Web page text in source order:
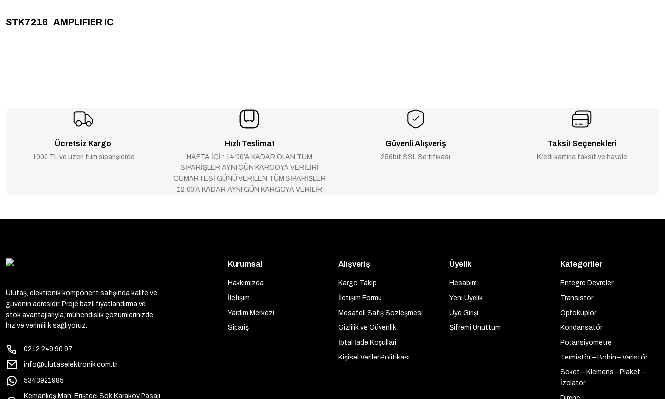
STK7216 AMPLIFIER IC
Ücretsiz Kargo
1000 TL ve üzeri tüm siparişlerde
Hızlı Teslimat
HAFTA İÇİ : 14:00’A KADAR OLAN TÜM
SİPARİŞLER AYNI GÜN KARGOYA VERİLİRİ
CUMARTESİ GÜNÜ VERİLEN TÜM SİPARİŞLER
12:00'A KADAR AYNI GÜN KARGOYA VERİLİR
Güvenli Alışveriş
256bit SSL Sertifikası
Taksit Seçenekleri
Kredi kartına taksit ve havale
Ulutaş, elektronik komponent satışında kalite ve
güvenin adresidir. Proje bazlı fiyatlandırma ve
stok avantajlarıyla, mühendislik çözümlerinizde
hız ve verimlilik sağlıyoruz.
0212 249 90 97
info@ulutaselektronik.com.tr
5343921985
Kemankeş Mah. Erişteci Sok.Karaköy Pasajı
Kurumsal
Hakkımızda
İletişim
Yardım Merkezi
Sipariş
Alışveriş
Kargo Takip
İletişim Formu
Mesafeli Satış Sözleşmesi
Gizlilik ve Güvenlik
İptal İade Koşullari
Kişisel Veriler Politikası
Üyelik
Hesabım
Yeni Üyelik
Üye Girişi
Şifremi Unuttum
Kategoriler
Entegre Devreler
Transistör
Optokuplör
Kondansatör
Potansiyometre
Termistör – Bobin – Varistör
Soket – Klemens – Plaket –
İzolatör